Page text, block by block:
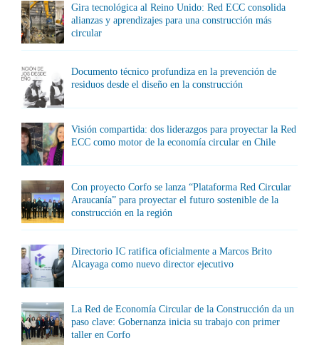
Gira tecnológica al Reino Unido: Red ECC consolida
alianzas y aprendizajes para una construcción más
circular
Documento técnico profundiza en la prevención de
residuos desde el diseño en la construcción
Visión compartida: dos liderazgos para proyectar la Red
ECC como motor de la economía circular en Chile
Con proyecto Corfo se lanza “Plataforma Red Circular
Araucanía” para proyectar el futuro sostenible de la
construcción en la región
Directorio IC ratifica oficialmente a Marcos Brito
Alcayaga como nuevo director ejecutivo
La Red de Economía Circular de la Construcción da un
paso clave: Gobernanza inicia su trabajo con primer
taller en Corfo